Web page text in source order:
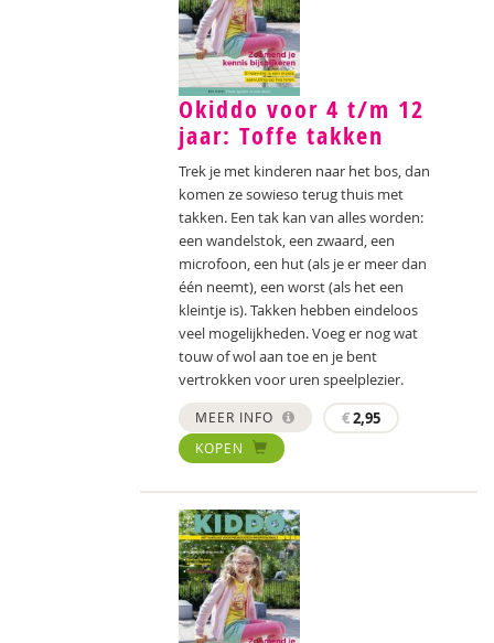
Okiddo voor 4 t/m 12
jaar: Toffe takken
Trek je met kinderen naar het bos, dan
komen ze sowieso terug thuis met
takken. Een tak kan van alles worden:
een wandelstok, een zwaard, een
microfoon, een hut (als je er meer dan
één neemt), een worst (als het een
kleintje is). Takken hebben eindeloos
veel mogelijkheden. Voeg er nog wat
touw of wol aan toe en je bent
vertrokken voor uren speelplezier.
MEER INFO €2,95
KOPEN